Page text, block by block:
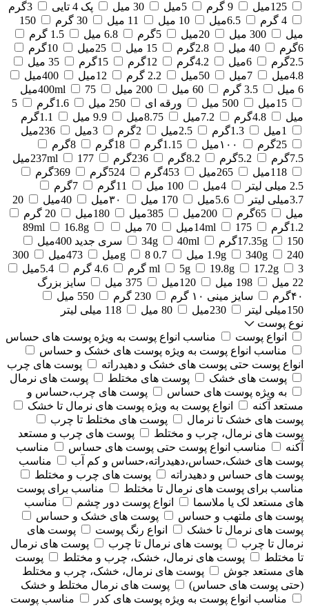
125میل
9 گرم 5میل 30 میل پک 4 تایی
3گرم
4 گرم
6.5میل 10 میل 11 میل 30 گرم
150
میل
300 میل 20میل 5گرم 6.8 میل
1.5 گرم
6گرم
40 میل 2.8گرم 15 میل 25میل
10گرم
2.5گرم
6میل 4.2گرم 12گرم 15گرم
35 میل
4.8میل
7میل 50میل 2.2 گرم 12میل
400میل
6 میل
3.5 گرم 60 میل 200 میل 400ml
75میل
15میل
500 میل ورقه ای 250 میل 1.6گرم
5
میل
4.8گرم 7.2میل 8.75میل 9.9 میل
1.1گرم
1میل
1.3گرم 2.5میل 2گرم 3میل
236میل
25گرم
۱۰۰میل 1.15گرم 18گرم
8گرم
7.5گرم
5.2گرم 8.2گرم 236گرم 237ml
177میل
118میل
265میل 453گرم 524گرم
369گرم
2.5 میلی لیتر
4میل 100 میل 11گرم
7گرم
3.7میلی لیتر
5.6میل 170 میل ۳۰میل 40میل
20
میل
65گرم 200میل 385میل 180میل
20 گرم
1.2گرم
14ml 175میل 70 میل 89ml
16.8g
17.35g
150گرم 34g 40ml
سری جدید 400میل
1.9g
340g 240 میل 0.7 g 8میل 473میل
300
ml
5g 19.8g 17.2g 3 گرم 4.6 گرم
5.4میل
22 میل
198 میل 120میل 375 میل
سایز بزرگ
۴۰گرم
سایز مینی ۱۰ گرم 230 گرم
550 میل
150میلی لیتر
230میل 80 میل
118 میلی لیتر
نوع پوست
انواع پوست
مناسب انواع پوست به ویژه پوست های حساس
مناسب انواع پوست به ویژه پوست های خشک و حساس
انواع پوست حتی پوست های خشک و دهیدراته
پوست های چرب
پوست های خشک
پوست های مختلط
پوست های نرمال
به ویژه پوست های حساس
پوست های چرب،حساس و
مستعد آکنه
انواع پوست به ویژه پوست های نرمال تا خشک
پوست های خشک تا نرمال
پوست های مختلط تا چرب
پوست های نرمال، چرب و مختلط
پوست های چرب و مستعد
آکنه
مناسب انواع پوست حتی پوست های حساس
مناسب
پوست های خشک،حساس،دهیدراته،حساس و کم آب
مناسب
پوست های حساس و دهیدراته
پوست های چرب و مختلط
مناسب برای پوست های نرمال تا مختلط
مناسب برای پوست
های مستعد لک یا ملاسما
انواع پوست دور چشم
مناسب
پوست های ملتهب و حساس
پوست های خشک و حساس
پوست های نرمال تا خشک
انواع رنگ پوست
پوست های
نرمال تا چرب
پوست های نرمال تا چرب
پوست های نرمال
تا مختلط
پوست های نرمال، خشک، چرب و مختلط
پوست
های مستعد جوش
پوست های نرمال، خشک، چرب و مختلط
(حتی پوست های حساس)
پوست های نرمال مختلط و خشک
مناسب انواع پوست به ویژه پوست های کدر
مناسب پوست